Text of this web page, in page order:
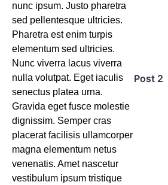
nunc ipsum. Justo pharetra
sed pellentesque ultricies.
Pharetra est enim turpis
elementum sed ultricies.
Nunc viverra lacus viverra
nulla volutpat. Eget iaculis
senectus platea urna.
Gravida eget fusce molestie
dignissim. Semper cras
placerat facilisis ullamcorper
magna elementum netus
venenatis. Amet nascetur
vestibulum ipsum tristique
Post 2